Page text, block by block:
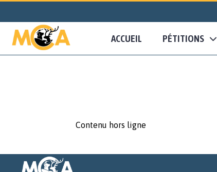
ACCUEIL PÉTITIONS
Contenu hors ligne